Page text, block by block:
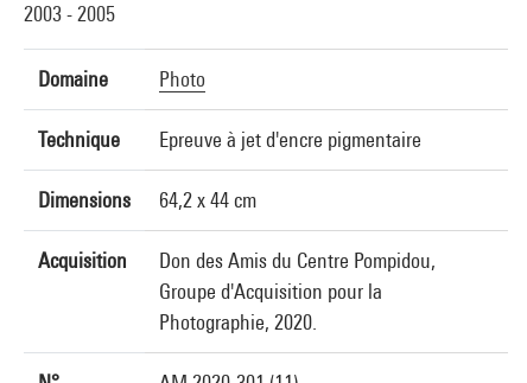
2003 - 2005
Domaine Photo
Technique Epreuve à jet d'encre pigmentaire
Dimensions 64,2 x 44 cm
Acquisition
Don des Amis du Centre Pompidou,
Groupe d'Acquisition pour la
Photographie, 2020.